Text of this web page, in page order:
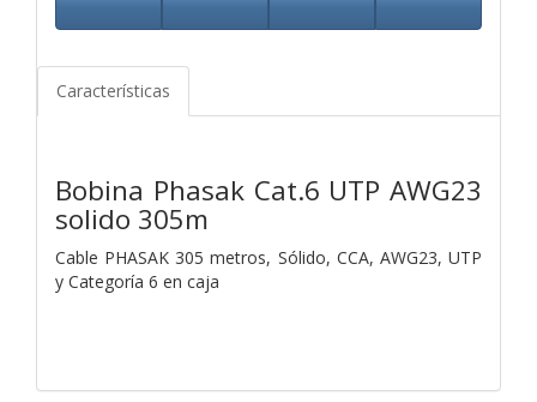
Características
Bobina Phasak Cat.6 UTP AWG23
solido 305m
Cable PHASAK 305 metros, Sólido, CCA, AWG23, UTP
y Categoría 6 en caja